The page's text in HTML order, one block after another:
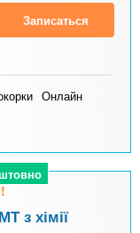
Записаться
Онлайн
з хімії